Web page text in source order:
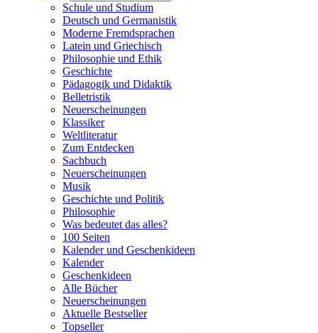
Schule und Studium
Deutsch und Germanistik
Moderne Fremdsprachen
Latein und Griechisch
Philosophie und Ethik
Geschichte
Pädagogik und Didaktik
Belletristik
Neuerscheinungen
Klassiker
Weltliteratur
Zum Entdecken
Sachbuch
Neuerscheinungen
Musik
Geschichte und Politik
Philosophie
Was bedeutet das alles?
100 Seiten
Kalender und Geschenkideen
Kalender
Geschenkideen
Alle Bücher
Neuerscheinungen
Aktuelle Bestseller
Topseller